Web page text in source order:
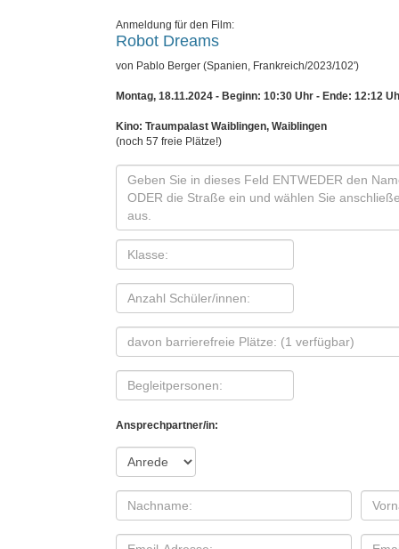
Anmeldung für den Film:
Robot Dreams
von Pablo Berger (Spanien, Frankreich/2023/102')
Montag, 18.11.2024 - Beginn: 10:30 Uhr - Ende: 12:12
Kino: Traumpalast Waiblingen, Waiblingen
(noch 57 freie Plätze!)
Ansprechpartner/in: